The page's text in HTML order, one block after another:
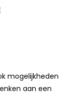
mogelijkheden
aan een